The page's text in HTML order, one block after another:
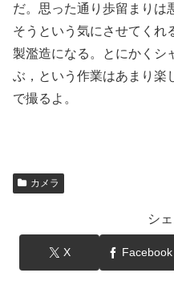
だ。思った通り歩留まりは
そうという気にさせてくれ
製濫造になる。とにかくシ
ぶ，という作業はあまり楽
で撮るよ。
カメラ
シ
X Facebook